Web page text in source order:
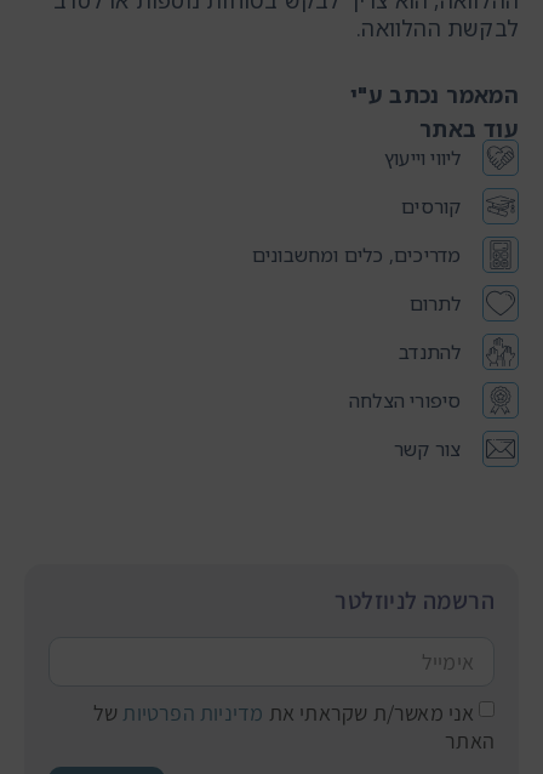
המאמר נכתב ע"י
עוד באתר
ליווי וייעוץ
קורסים
מדריכים, כלים ומחשבונים
לתרום
להתנדב
סיפורי הצלחה
צור קשר
לבקשת ההלוואה.
הרשמה לניוזלטר
אני מאשר/ת שקראתי את מדיניות הפרטיות של
האתר